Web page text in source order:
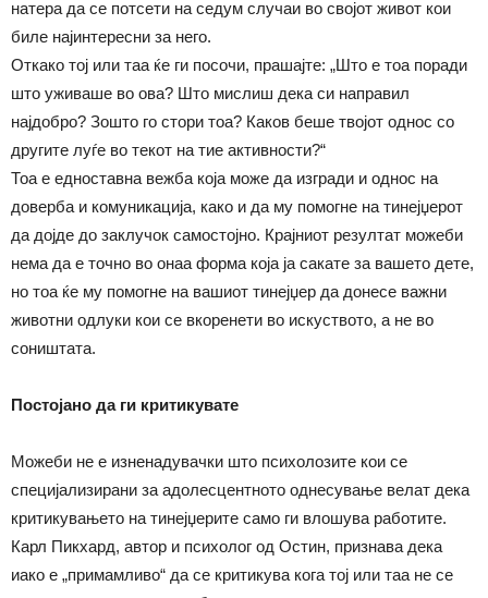
натера да се потсети на седум случаи во својот живот кои
биле најинтересни за него.
Откако тој или таа ќе ги посочи, прашајте: „Што е тоа поради
што уживаше во ова? Што мислиш дека си направил
најдобро? Зошто го стори тоа? Каков беше твојот однос со
другите луѓе во текот на тие активности?“
Тоа е едноставна вежба која може да изгради и однос на
доверба и комуникација, како и да му помогне на тинејџерот
да дојде до заклучок самостојно. Крајниот резултат можеби
нема да е точно во онаа форма која ја сакате за вашето дете,
но тоа ќе му помогне на вашиот тинејџер да донесе важни
животни одлуки кои се вкоренети во искуството, а не во
соништата.
Постојано да ги критикувате
Можеби не е изненадувачки што психолозите кои се
специјализирани за адолесцентното однесување велат дека
критикувањето на тинејџерите само ги влошува работите.
Карл Пикхард, автор и психолог од Остин, признава дека
иако е „примамливо“ да се критикува кога тој или таа не се